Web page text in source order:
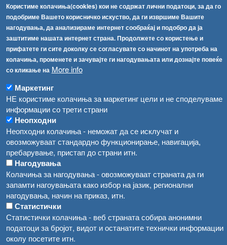
Користиме колачиња(cookies) кои не содржат лични податоци, за да го
подобриме Вашето корисничко искуство, да ги извршиме Вашите
нагодувања, да анализираме интернет сообраќај и подобро да ја
заштитиме нашата интернет страна. Продолжете со користење и
прифатете ги сите доколку се согласувате со начинот на употреба на
колачиња, променете и зачувајте ги нагодувањата или дознајте повеќе
со кликање на More info
Маркетинг
НЕ користиме колачиња за маркетинг цели и не споделуваме
информации со трети страни
Неопходни
Неопходни колачиња - неможат да се исклучат и
овозможуваат стандардно функционирање, навигација,
пребарување, пристап до страни итн.
Нагодувања
Колачиња за нагодувања - овозможуваат страната да ги
запамти нагоувањата како избор на јазик, регионални
нагодувања, начин на приказ, итн.
Статистички
Статистички колачиња - веб страната собира анонимни
податоци за бројот, видот и останатите технички информации
околу посетите итн.
[АХВ-претходна страна]
Соопштенија
Република Бугарија ги засили официјалните контроли при увоз на свежо овошје и зеленчук
Високите температури ризик од труење со храна, опасни се и за животните
Водата во Гостивар може да се користи како техничка, продолжува испораката на флаширана вода
Во Гостивар спроведени 70 вонредни контроли
Забраната за водата во Гостивар останува на сила, операторите да користат само технички безбедна вода
Навигација
Архива
Регистри
Обрасци
Огласи